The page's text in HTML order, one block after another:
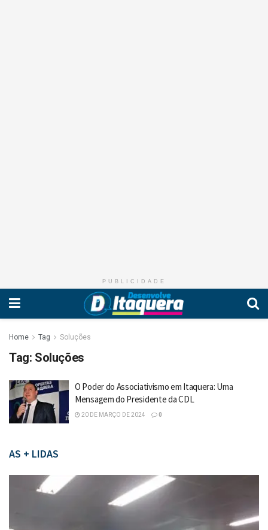
PUBLICIDADE
Home Tag Soluções
Tag: Soluções
O Poder do Associativismo em Itaquera: Uma
Mensagem do Presidente da CDL
20 DE MARÇO DE 2024 0
AS + LIDAS